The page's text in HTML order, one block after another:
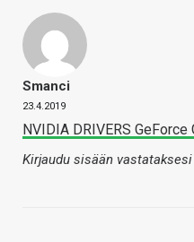
Smanci
23.4.2019
NVIDIA DRIVERS
Kirjaudu sisään vastataksesi